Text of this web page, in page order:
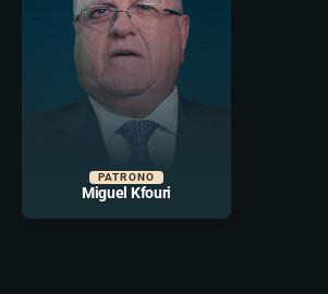
PATRONO
Miguel Kfouri